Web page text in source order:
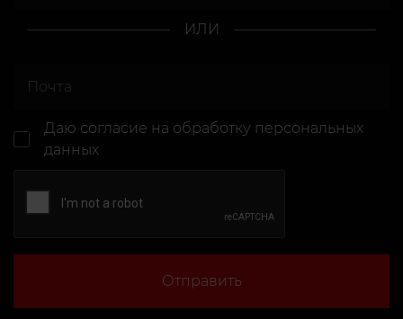
ИЛИ
Даю согласие на обработку персональных
данных
Отправить